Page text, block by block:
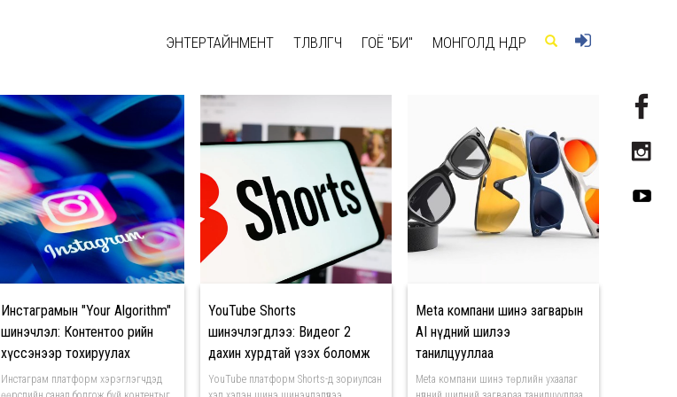
ЭНТЕРТАЙНМЕНТ ТӨЛӨВЛӨГЧ ГОЁ "БИ" МОНГОЛД ӨНӨӨДӨР
Инстаграмын "Your Algorithm"
шинэчлэл: Контентоо өөрийн
хүссэнээр тохируулах
боломж
Инстаграм платформ хэрэглэгчдэд
YouTube Shorts
шинэчлэгдлээ: Видеог 2
дахин хурдтай үзэх боломж
болон бусад өөрчлөлтүүд
YouTube платформ Shorts-д зориулсан
Meta компани шинэ загварын
AI нүдний шилээ
танилцууллаа
Meta компани шинэ төрлийн ухаалаг